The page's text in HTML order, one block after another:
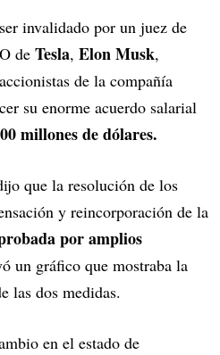
invalidado por un juez de
de Tesla, Elon Musk,
de la compañía
su enorme acuerdo salarial
millones de dólares.
que la resolución de los
y reincorporación de la
por amplios
un gráfico que mostraba la
las dos medidas.
en el estado de